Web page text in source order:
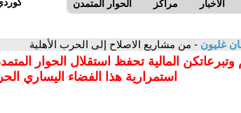
الحوار المتمدن مراكز الاخبار
غليون - من مشاريع الاصلاح إلى الحرب الأهلية
وتبرعاتكن المالية تحفظ استقلال الحوار
استمرارية هذا الفضاء اليساري الحر